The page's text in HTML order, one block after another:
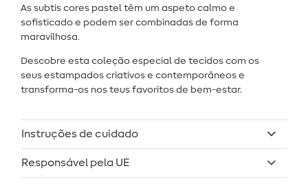
As subtis cores pastel têm um aspeto calmo e
sofisticado e podem ser combinadas de forma
maravilhosa.
Descobre esta coleção especial de tecidos com os
seus estampados criativos e contemporâneos e
transforma-os nos teus favoritos de bem-estar.
Instruções de cuidado
Responsável pela UE